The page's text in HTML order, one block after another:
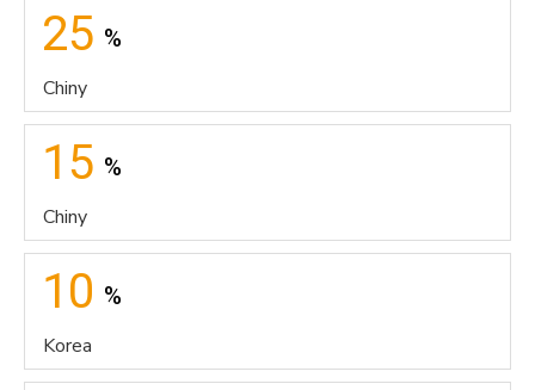
25 %
Chiny
15 %
Chiny
10 %
Korea